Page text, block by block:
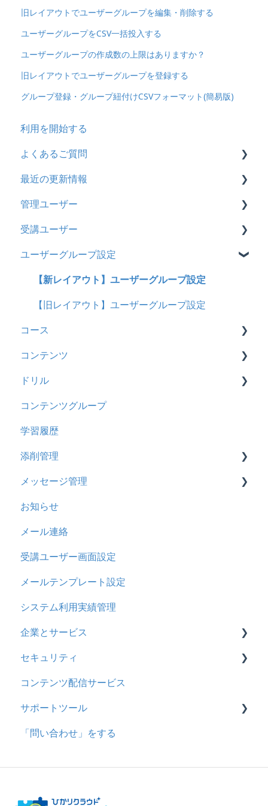
旧レイアウトでユーザーグループを編集・削除する
ユーザーグループをCSV一括投入する
ユーザーグループの作成数の上限はありますか？
旧レイアウトでユーザーグループを登録する
グループ登録・グループ紐付けCSVフォーマット(簡易版)
利用を開始する
よくあるご質問
契約
トライアル
カスタマイズ
インターネット・セキュリティ
料金
管理ユーザー・受講ユーザー
履歴
コンテンツ
CSV
ドキュメント
ビデオ
ドリル
メール
メッセージ
お知らせ
多言語変換
助成金
最近の更新情報
2026年8月アップデート
2026年2月アップデート
2025年10月アップデート
2025年9月アップデート
2025年3月アップデート
2024年12月アップデート
2024年8月アップデート
2024年5月アップデート
2023年12月アップデート
2023年11月アップデート
2023年8月アップデート
2023年4月アップデート
管理ユーザー
管理ユーザーの統合について
管理ユーザーについて
ロールと権限
受講ユーザー
基本操作
【新レイアウト】受講ユーザー登録について
【旧レイアウト】ユーザー編集について
ユーザーグループ設定
【新レイアウト】ユーザーグループ設定
【旧レイアウト】ユーザーグループ設定
コース
基本操作
新レイアウト
旧レイアウト
コース詳細設定の参考
ストレスチェック
CSVについて
コンテンツ
ビデオ
ドキュメント
多言語表示
リンク
ドリル
概要
問題について
ドリルについて
【問題・ドリル】の参考
ドリルスキンについて
問題属性
コンテンツグループ
学習履歴
添削管理
概要
基本操作
採点権限のみを持ったユーザ
採点・承認権限を持ったユーザ
メッセージ管理
基本操作
リンクメッセージスレッド
お知らせ
メール連絡
受講ユーザー画面設定
メールテンプレート設定
システム利用実績管理
企業とサービス
用語の定義
企業について
統合ユーザーについて
サービスについて
セキュリティ
シングルサインオン設定
証明書認証
MFA(多要素認証)
コンテンツ配信サービス
サポートツール
基本操作
「問い合わせ」をする